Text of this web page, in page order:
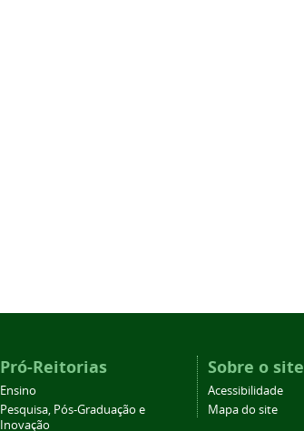
Pró-Reitorias
Ensino
Pesquisa, Pós-Graduação e
Inovação
Sobre o site
Acessibilidade
Mapa do site